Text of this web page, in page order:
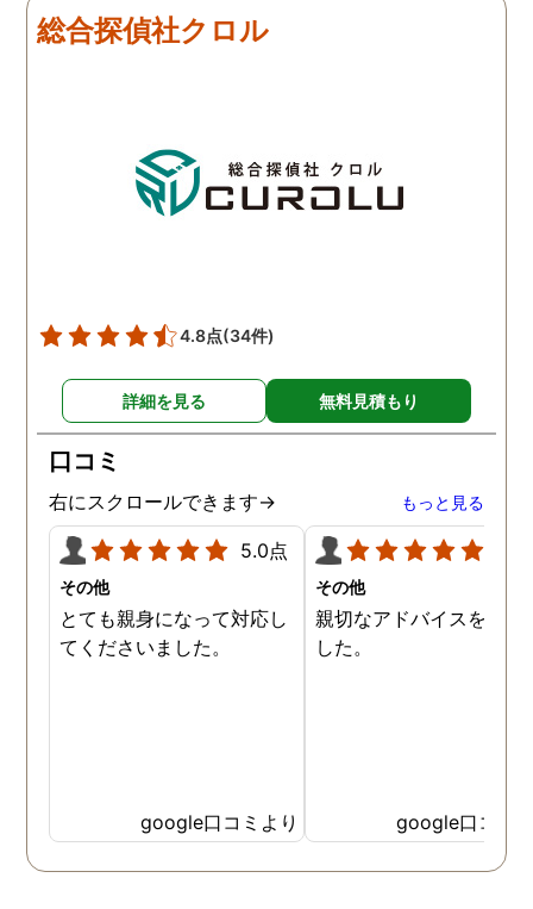
総合探偵社クロル
4.8点(34件)
詳細を見る 無料見積もり
口コミ
右にスクロールできます→ もっと見る
5.0点
その他
とても親身になって対応し
てくださいました。
google口コミより
その他
親切なアドバイスを頂き
した。
google口コミ